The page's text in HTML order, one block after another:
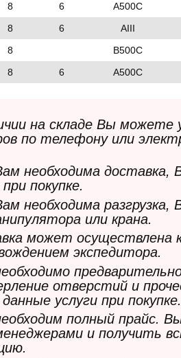
8 6
A500C
8 6
AIII
8
В500С
8 6 A500C
на складе Вы можете
по телефону или
необходима
покупке.
необходима
или крана.
может осуществлена
экспедитора.
отверстий и
услуги при покупке.
полный прайс.
и получить